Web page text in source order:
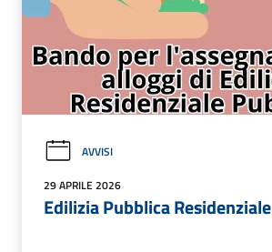
AVVISI
29 APRILE 2026
Edilizia Pubblica Residenziale